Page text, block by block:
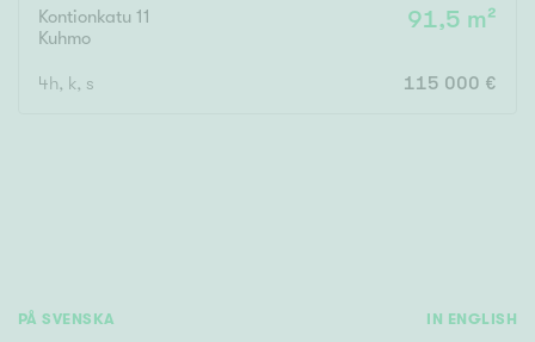
Kontionkatu 11
Kuhmo
91,5 m²
4h, k, s 115 000 €
PÅ SVENSKA IN ENGLISH